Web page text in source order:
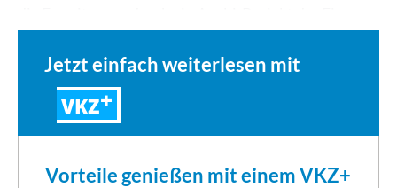
Jetzt einfach weiterlesen mit
VKZ
Vorteile genießen mit einem VKZ+